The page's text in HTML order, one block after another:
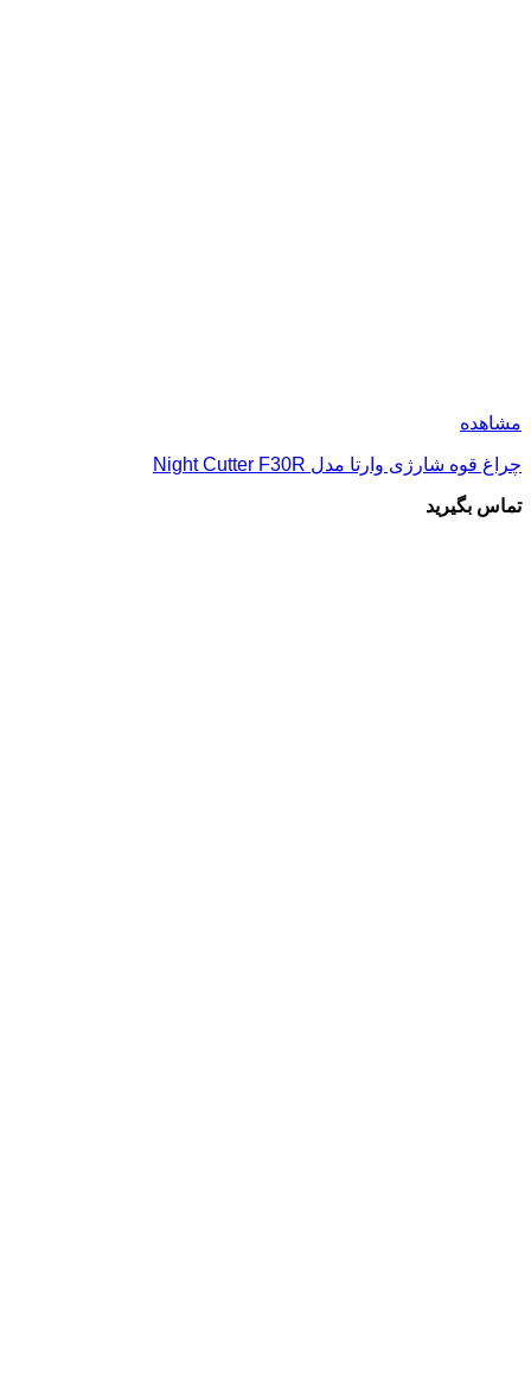
مشاهده
چراغ قوه شارژی وارتا مدل Night Cutter F30R
تماس بگیرید